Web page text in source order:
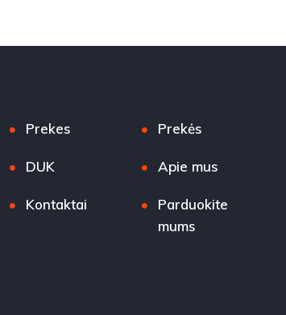
Prekes Prekės
DUK Apie mus
Kontaktai
Parduokite
mums